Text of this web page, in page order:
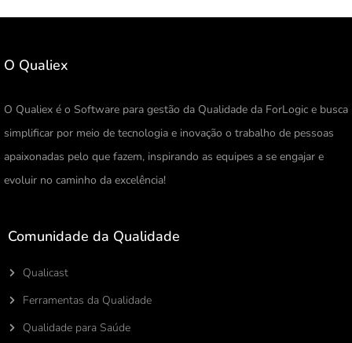
O Qualiex
O Qualiex é o Software para gestão da Qualidade da ForLogic e busca
simplificar por meio de tecnologia e inovação o trabalho de pessoas
apaixonadas pelo que fazem, inspirando as equipes a se engajar e
evoluir no caminho da excelência!
Comunidade da Qualidade
Qualicast
Ferramentas da Qualidade
Qualidade para Saúde